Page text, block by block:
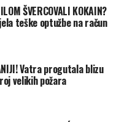
ŠVERCOVALI KOKAIN?
teške optužbe na račun
Vatra progutala blizu
velikih požara